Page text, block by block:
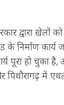
द्वारा खेलों
निर्माण कार्य
पूरा हो चुका
में